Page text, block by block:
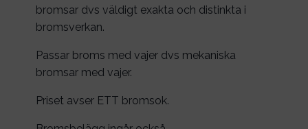
bromsar dvs väldigt exakta och distinkta i
bromsverkan.
Passar broms med vajer dvs mekaniska
bromsar med vajer.
Priset avser ETT bromsok.